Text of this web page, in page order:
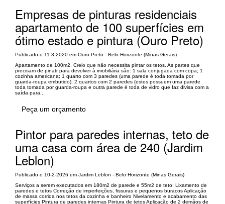
Empresas de pinturas residenciais
apartamento de 100 superfícies em
ótimo estado e pintura (Ouro Preto)
Publicado o 11-3-2020 em Ouro Preto - Belo Horizonte (Minas Gerais)
Apartamento de 100m2. Creio que não necessita pintar os tetos. As partes que
precisam de pinatr para devolver à imobiliária são: 1 sala conjugada com copa; 1
cozinha americana; 1 quarto com 3 paredes (uma parede é toda tomada por
guarda-roupa embutido); 2 quartos com 2 paredes (estes possuem uma parede
toda tomada por guarda-roupa e outra parede é toda de vidro que faz divisa com a
saída para...
Peça um orçamento
Pintor para paredes internas, teto de
uma casa com área de 240 (Jardim
Leblon)
Publicado o 10-2-2026 em Jardim Leblon - Belo Horizonte (Minas Gerais)
Serviços a serem executados em 180m2 de parede e 55m2 de teto: Lixamento de
paredes e tetos Correção de imperfeições, fissuras e pequenos buracos Aplicação
de massa corrida nos tetos da cozinha e banheiro Nivelamento e acabamento das
superfícies Pintura de paredes internas Pintura de tetos Aplicação de 2 demãos de